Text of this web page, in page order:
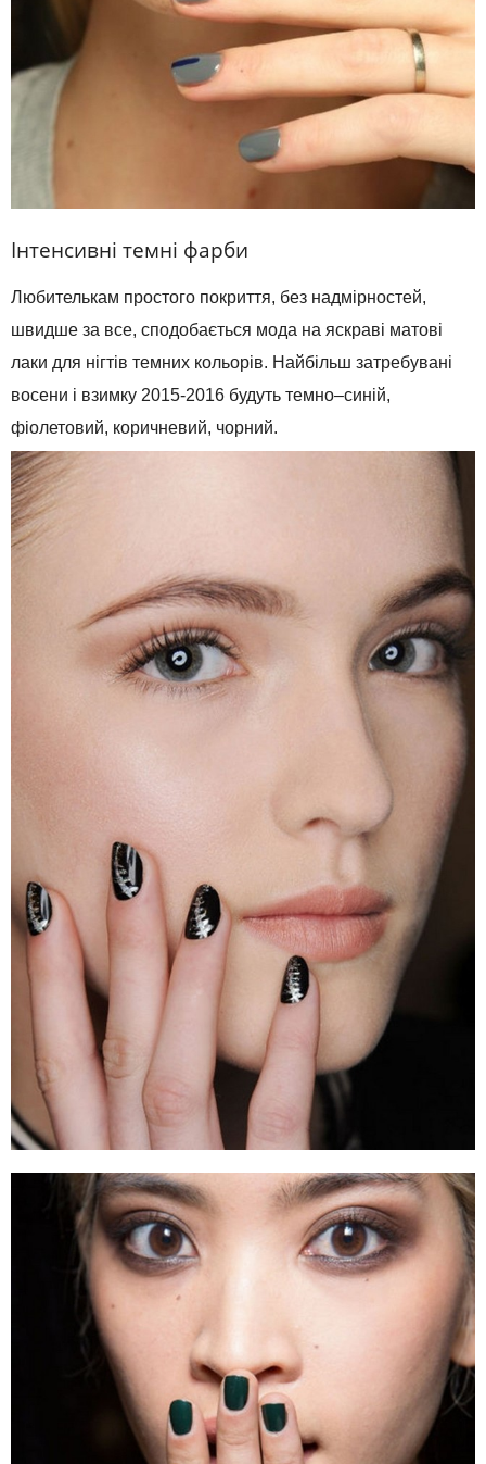
Інтенсивні темні фарби
Любителькам простого покриття, без надмірностей,
швидше за все, сподобається мода на яскраві матові
лаки для нігтів темних кольорів. Найбільш затребувані
восени і взимку 2015-2016 будуть темно–синій,
фіолетовий, коричневий, чорний.